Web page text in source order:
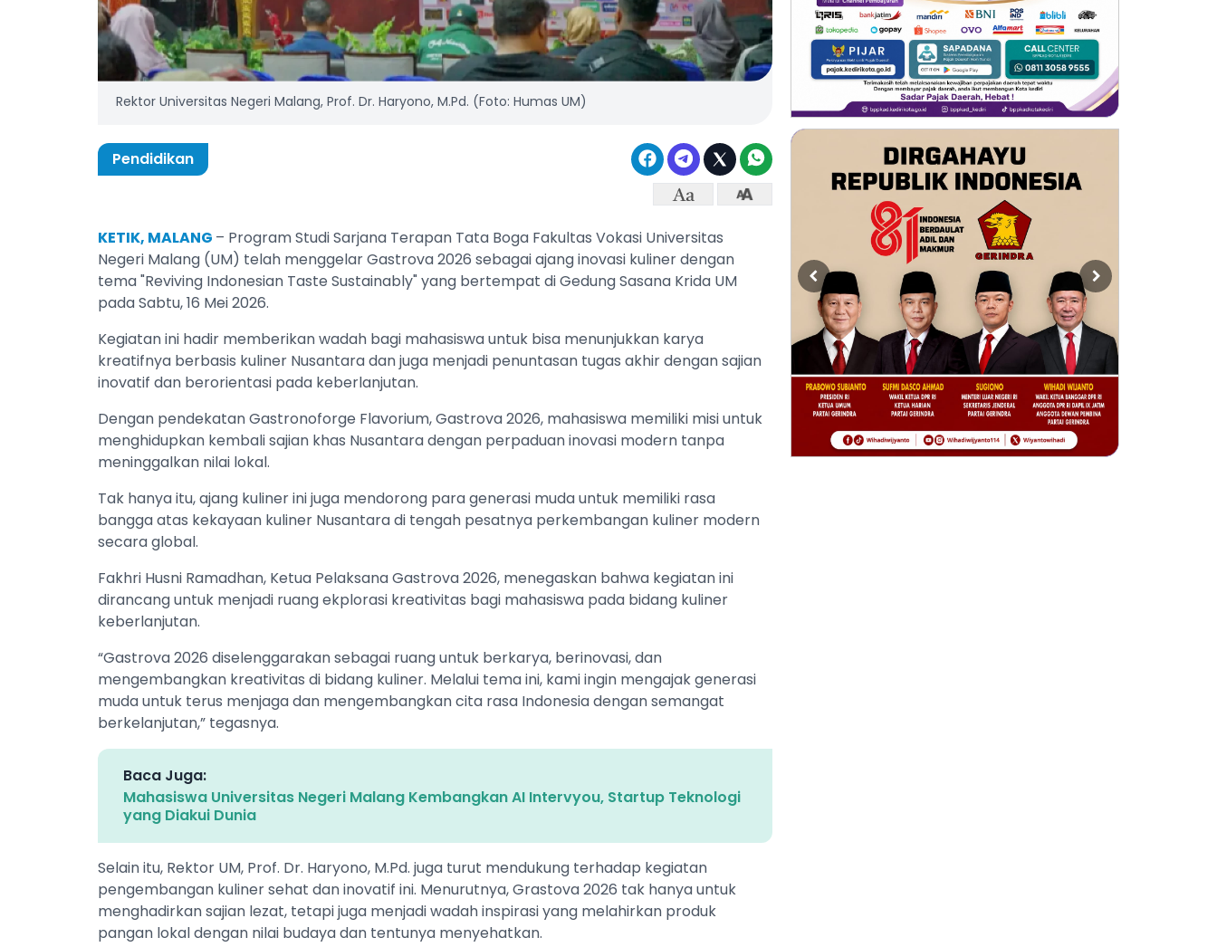
Rektor Universitas Negeri Malang, Prof. Dr. Haryono, M.Pd. (Foto: Humas UM)
Pendidikan
KETIK, MALANG – Program Studi Sarjana Terapan Tata Boga Fakultas Vokasi Universitas
Negeri Malang (UM) telah menggelar Gastrova 2026 sebagai ajang inovasi kuliner dengan
tema "Reviving Indonesian Taste Sustainably" yang bertempat di Gedung Sasana Krida UM
pada Sabtu, 16 Mei 2026.
Kegiatan ini hadir memberikan wadah bagi mahasiswa untuk bisa menunjukkan karya
kreatifnya berbasis kuliner Nusantara dan juga menjadi penuntasan tugas akhir dengan sajian
inovatif dan berorientasi pada keberlanjutan.
Dengan pendekatan Gastronoforge Flavorium, Gastrova 2026, mahasiswa memiliki misi untuk
menghidupkan kembali sajian khas Nusantara dengan perpaduan inovasi modern tanpa
meninggalkan nilai lokal.
Tak hanya itu, ajang kuliner ini juga mendorong para generasi muda untuk memiliki rasa
bangga atas kekayaan kuliner Nusantara di tengah pesatnya perkembangan kuliner modern
secara global.
Fakhri Husni Ramadhan, Ketua Pelaksana Gastrova 2026, menegaskan bahwa kegiatan ini
dirancang untuk menjadi ruang ekplorasi kreativitas bagi mahasiswa pada bidang kuliner
keberlanjutan.
“Gastrova 2026 diselenggarakan sebagai ruang untuk berkarya, berinovasi, dan
mengembangkan kreativitas di bidang kuliner. Melalui tema ini, kami ingin mengajak generasi
muda untuk terus menjaga dan mengembangkan cita rasa Indonesia dengan semangat
berkelanjutan,” tegasnya.
Baca Juga:
Mahasiswa Universitas Negeri Malang Kembangkan AI Intervyou, Startup Teknologi
yang Diakui Dunia
Selain itu, Rektor UM, Prof. Dr. Haryono, M.Pd. juga turut mendukung terhadap kegiatan
pengembangan kuliner sehat dan inovatif ini. Menurutnya, Grastova 2026 tak hanya untuk
menghadirkan sajian lezat, tetapi juga menjadi wadah inspirasi yang melahirkan produk
pangan lokal dengan nilai budaya dan tentunya menyehatkan.